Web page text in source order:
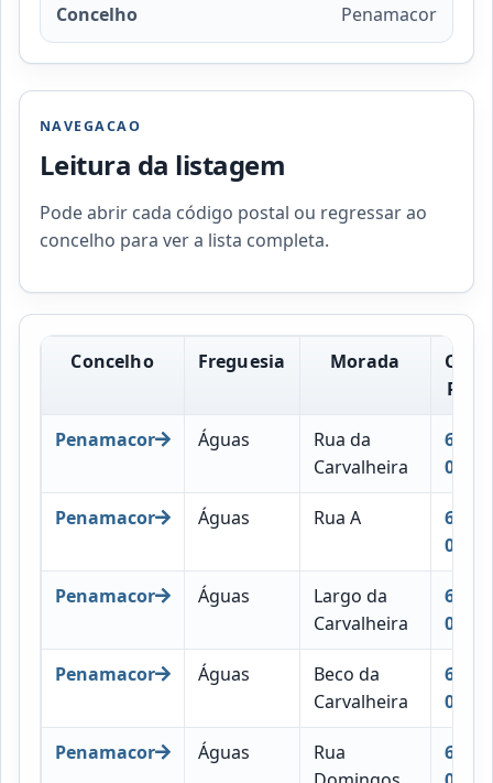
Concelho Penamacor
NAVEGACAO
Leitura da listagem
Pode abrir cada código postal ou regressar ao
concelho para ver a lista completa.
Concelho Freguesia Morada
Penamacor Águas
Rua da
Carvalheira
6090-
030
Penamacor Águas Rua A
6090-
027
Penamacor Águas
Largo da
Carvalheira
6090-
019
Penamacor Águas
Beco da
Carvalheira
6090-
012
Penamacor Águas
Rua
6090-